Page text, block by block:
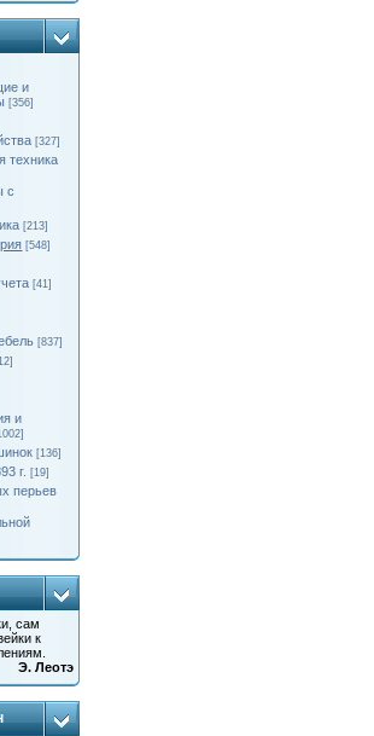
и
[356]
[327]
техника
с
[213]
[548]
[41]
[837]
и
[136]
г. [19]
перьев
сам
к
Э. Леотэ